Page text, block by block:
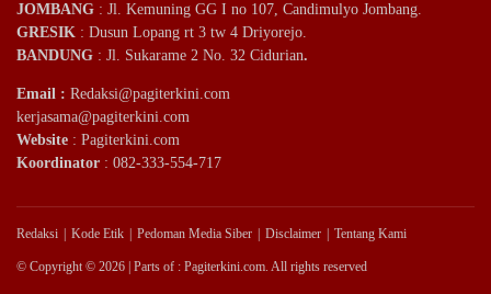
JOMBANG : Jl. Kemuning GG I no 107, Candimulyo Jombang.
GRESIK : Dusun Lopang rt 3 tw 4 Driyorejo.
BANDUNG : Jl. Sukarame 2 No. 32 Cidurian.
Email : Redaksi@pagiterkini.com
kerjasama@pagiterkini.com
Website : Pagiterkini.com
Koordinator : 082-333-554-717
Redaksi Kode Etik Pedoman Media Siber Disclaimer Tentang Kami
© Copyright © 2026 | Parts of : Pagiterkini.com. All rights reserved